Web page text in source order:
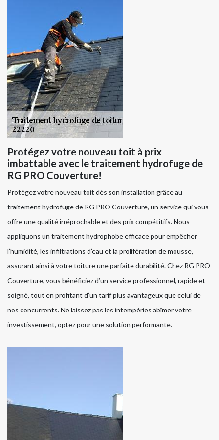
Protégez votre nouveau toit à prix
imbattable avec le traitement hydrofuge de
RG PRO Couverture!
Protégez votre nouveau toit dès son installation grâce au
traitement hydrofuge de RG PRO Couverture, un service qui vous
offre une qualité irréprochable et des prix compétitifs. Nous
appliquons un traitement hydrophobe efficace pour empêcher
l’humidité, les infiltrations d’eau et la prolifération de mousse,
assurant ainsi à votre toiture une parfaite durabilité. Chez RG PRO
Couverture, vous bénéficiez d’un service professionnel, rapide et
soigné, tout en profitant d’un tarif plus avantageux que celui de
nos concurrents. Ne laissez pas les intempéries abîmer votre
investissement, optez pour une solution performante.